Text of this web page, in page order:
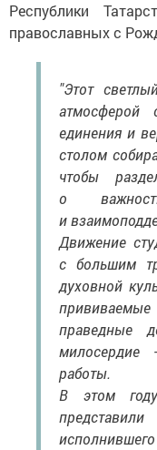
Республики
православных с
"Этот
атмосферой
единения и
столом
чтобы
о
и
Движение
с большим
духовной
праведные
милосердие
работы.
В этом